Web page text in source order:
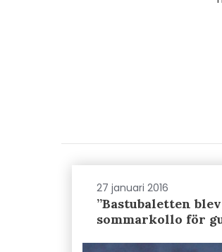
27 januari 2016
”Bastubaletten
sommarkollo för